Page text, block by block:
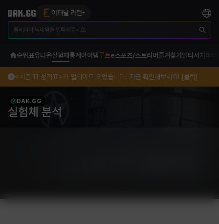
이터널 리턴
순위표유니온실험체 통계 아이템루트e스포츠/스트리머 즐겨찾기 멀티서치 파티
<시즌 11 성적표>가 업데이트 되었습니다. 지금 확인해보세요! [클릭]
DAK.GG
실험체 분석